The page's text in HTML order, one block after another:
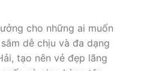
cho những ai muốn
dễ chịu và đa dạng
tạo nên vẻ đẹp lãng